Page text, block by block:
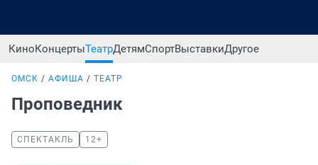
КиноКонцертыТеатрДетямСпортВыставкиДругое
ОМСК АФИША ТЕАТР
Проповедник
СПЕКТАКЛЬ 12+